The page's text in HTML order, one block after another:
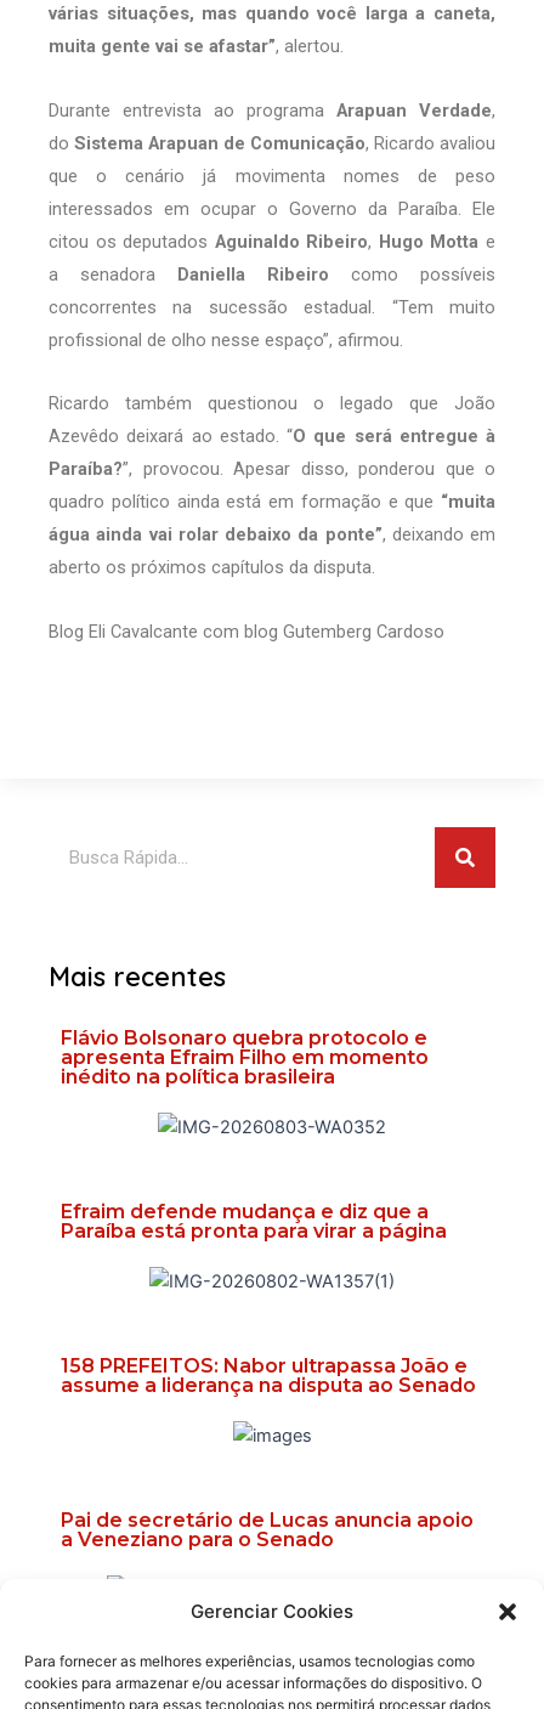
Gerenciar Cookies
Para fornecer as melhores experiências, usamos tecnologias como
cookies para armazenar e/ou acessar informações do dispositivo. O
consentimento para essas tecnologias nos permitirá processar dados
várias situações, mas quando você larga a caneta,
muita gente vai se afastar”, alertou.
Durante entrevista ao programa Arapuan Verdade,
do Sistema Arapuan de Comunicação, Ricardo avaliou
que o cenário já movimenta nomes de peso
interessados em ocupar o Governo da Paraíba. Ele
citou os deputados Aguinaldo Ribeiro, Hugo Motta e
a senadora Daniella Ribeiro como possíveis
concorrentes na sucessão estadual. “Tem muito
profissional de olho nesse espaço”, afirmou.
Ricardo também questionou o legado que João
Azevêdo deixará ao estado. “O que será entregue à
Paraíba?”, provocou. Apesar disso, ponderou que o
quadro político ainda está em formação e que “muita
água ainda vai rolar debaixo da ponte”, deixando em
aberto os próximos capítulos da disputa.
Blog Eli Cavalcante com blog Gutemberg Cardoso
Mais recentes
Flávio Bolsonaro quebra protocolo e
apresenta Efraim Filho em momento
inédito na política brasileira
Efraim defende mudança e diz que a
Paraíba está pronta para virar a página
158 PREFEITOS: Nabor ultrapassa João e
assume a liderança na disputa ao Senado
Pai de secretário de Lucas anuncia apoio
a Veneziano para o Senado
Efraim promete reabrir delegacias e
ampliar atendimento 24 horas na Paraíba